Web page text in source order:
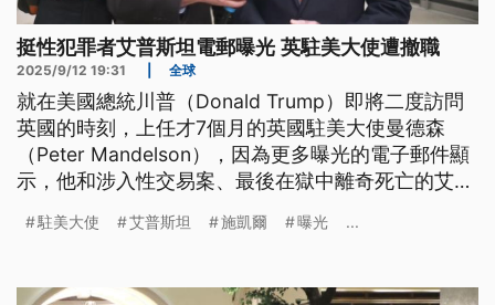
挺性犯罪者艾普斯坦電郵曝光 英駐美大使遭撤職
2025/9/12 19:31 全球
就在美國總統川普（Donald Trump）即將二度訪問
英國的時刻，上任才7個月的英國駐美大使曼德森
（Peter Mandelson），因為更多曝光的電子郵件顯
示，他和涉入性交易案、最後在獄中離奇死亡的艾普
英國首相施凱爾（Keir Starmer）下令撤銷大使職
駐美大使 艾普斯坦 施凱爾 曝光 ...